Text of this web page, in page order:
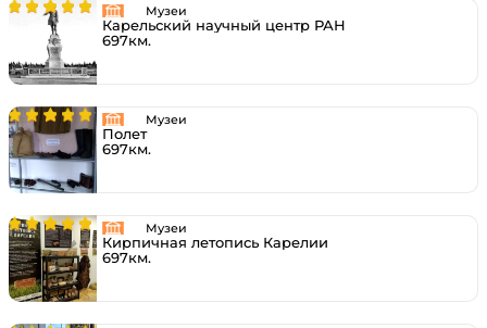
Музеи
Карельский научный центр РАН
697км.
Музеи
Полет
697км.
Музеи
Кирпичная летопись Карелии
697км.